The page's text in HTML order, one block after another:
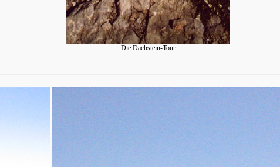
Die Dachstein-Tour